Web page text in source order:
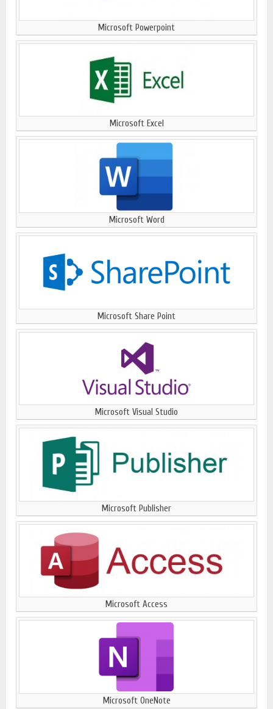
Microsoft Powerpoint
Microsoft Excel
Microsoft Word
Microsoft Share Point
Microsoft Visual Studio
Microsoft Publisher
Microsoft Access
Microsoft OneNote